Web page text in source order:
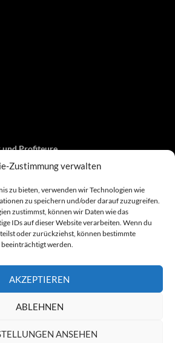
Zustimmung verwalten
zu bieten, verwenden wir Technologien wie
zu speichern und/oder darauf zuzugreifen.
zustimmst, können wir Daten wie das
IDs auf dieser Website verarbeiten. Wenn du
oder zurückziehst, können bestimmte
werden.
AKZEPTIEREN
ABLEHNEN
ANSEHEN
und Profiteure
und Web-Proxy…
und…
und/oder…
und zielgerichtetes…
Domain-, Web- und…
und eintreibende…
Browsergames
und…
Internet…
und Lobbyisten
und XXX-Anbieter
und Kooperationen